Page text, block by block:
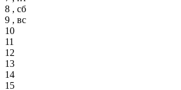
8 , сб
9 , вс
10
11
12
13
14
15